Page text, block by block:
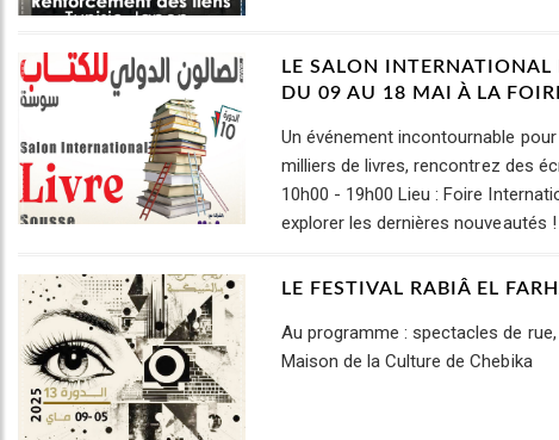
LE SALON
DU 09 AU 18 MAI À LA
Un événement incontournable
milliers de livres, rencontrez des
10h00 - 19h00 Lieu : Foire
explorer les dernières nouveautés !
LE FESTIVAL RABIÂ EL
Au programme : spectacles de
Maison de la Culture de Chebika